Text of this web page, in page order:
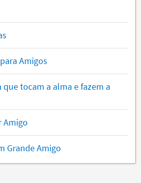
Amigos
que tocam a alma e fazem a
Amigo
Grande Amigo